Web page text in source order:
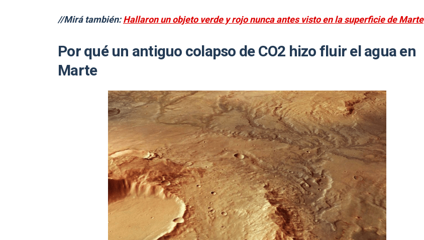
//Mirá también:Hallaron un objeto verde y rojo nunca antes visto en la superficie de Marte
Por qué un antiguo colapso de CO2 hizo fluir el agua en
Marte